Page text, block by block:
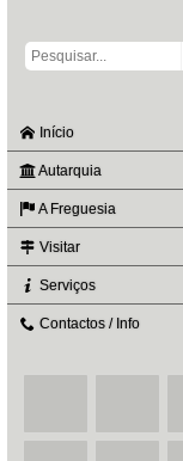
Início
Autarquia
A Freguesia
Visitar
Serviços
Contactos / Info